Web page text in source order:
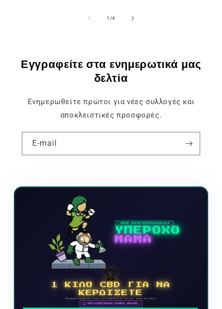
1 /του
4
Εγγραφείτε στα ενημερωτικά μας
δελτία
Ενημερωθείτε πρώτοι για νέες συλλογές και
αποκλειστικές προσφορές.
E-mail
ΝΕΟ ΒΙΝΤΕΟΠΑΙΧΝΙΔΙ
ΥΠΕΡΟΧΟ
ΜΑΜΑ
🏆
1 ΚΙΛΟ CBD ΓΙΑ ΝΑ
ΚΕΡΔΙΣΕΤΕ
Συμμετέχετε και ανεβείτε στην κατάταξη
🗓 ΑΝΤΑΜΟΙΒΕΣ ΚΑΘΕ ΜΗΝΑ